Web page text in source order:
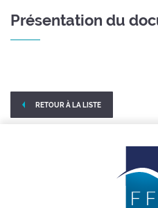
Présentation du
RETOUR À LA LISTE